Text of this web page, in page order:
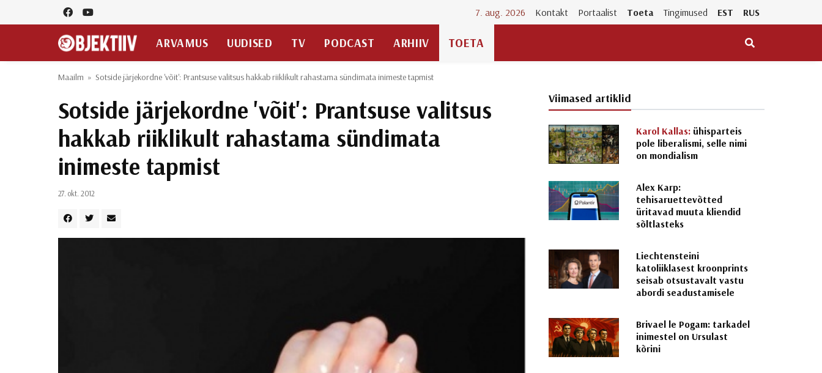
7. aug. 2026 Kontakt Portaalist Toeta Tingimused EST RUS
ARVAMUS UUDISED TV PODCAST ARHIIV TOETA
Maailm » Sotside järjekordne 'võit': Prantsuse valitsus hakkab riiklikult rahastama sündimata inimeste tapmist
Sotside järjekordne 'võit': Prantsuse valitsus
hakkab riiklikult rahastama sündimata
inimeste tapmist
27. okt. 2012
Viimased artiklid
Karol Kallas: ühisparteis
pole liberalismi, selle nimi
on mondialism
Alex Karp:
tehisaruettevõtted
üritavad muuta kliendid
sõltlasteks
Liechtensteini
katoliiklasest kroonprints
seisab otsustavalt vastu
abordi seadustamisele
Brivael le Pogam: tarkadel
inimestel on Ursulast
kõrini